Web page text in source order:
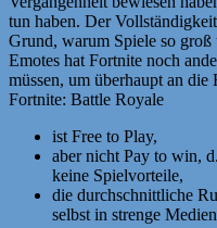
tun haben. Der
Grund, warum Spiele so
Emotes hat Fortnite noch
müssen, um überhaupt an
Fortnite: Battle Royale
ist Free to Play,
aber nicht Pay to win,
keine Spielvorteile,
die durchschnittliche
selbst in strenge